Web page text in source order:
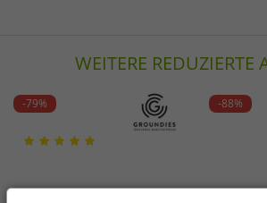
WEITERE REDUZIERTE
-79% -88%